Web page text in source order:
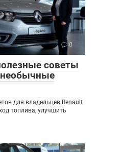
0
советы
для владельцев Renault
топлива, улучшить